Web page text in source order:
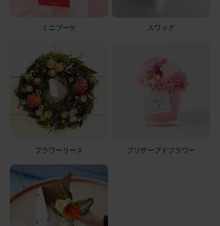
ミニブーケ スワッグ
フラワーリース プリザーブドフラワー